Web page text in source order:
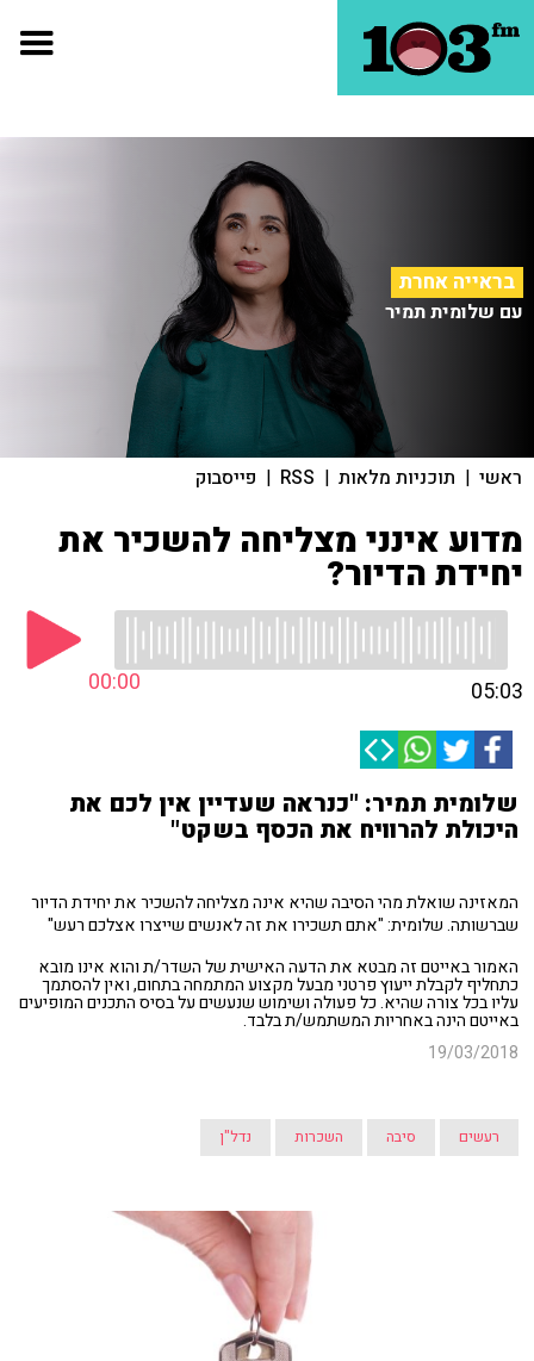
בראייה אחרת
עם שלומית תמיר
ראשי | תוכניות מלאות |
RSS
| פייסבוק
מדוע אינני מצליחה להשכיר את
יחידת הדיור?
00:00 05:03
שלומית תמיר: "כנראה שעדיין אין לכם את
היכולת להרוויח את הכסף בשקט"
המאזינה שואלת מהי הסיבה שהיא אינה מצליחה להשכיר את יחידת הדיור
שברשותה. שלומית: "אתם תשכירו את זה לאנשים שייצרו אצלכם רעש"
האמור באייטם זה מבטא את הדעה האישית של השדר/ת והוא אינו מובא
כתחליף לקבלת ייעוץ פרטני מבעל מקצוע המתמחה בתחום, ואין להסתמך
עליו בכל צורה שהיא. כל פעולה ושימוש שנעשים על בסיס התכנים המופיעים
באייטם הינה באחריות המשתמש/ת בלבד.
19/03/2018
רעשים סיבה השכרות נדל"ן